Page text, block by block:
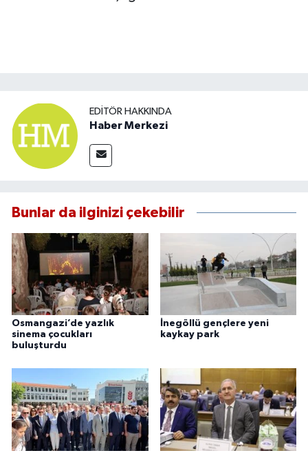
EDITÖR HAKKINDA
Haber Merkezi
Bunlar da ilginizi çekebilir
Osmangazi’de yazlık
sinema çocukları
buluşturdu
İnegöllü gençlere yeni
kaykay park